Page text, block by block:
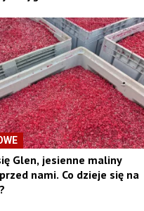
Glen, jesienne maliny
nami. Co dzieje się na